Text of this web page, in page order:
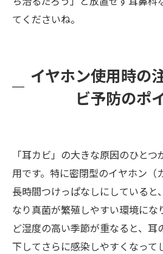
てくださいね。
イヤホン使用時の
ビ予防のポ
「耳カビ」の大きな原因のひと
用です。特に密閉型のイヤホン（
長時間つけっぱなしにしていると
なり真菌が繁殖しやすい環境にな
ど湿度の高い季節が重なると、
下してさらに感染しやすくなって